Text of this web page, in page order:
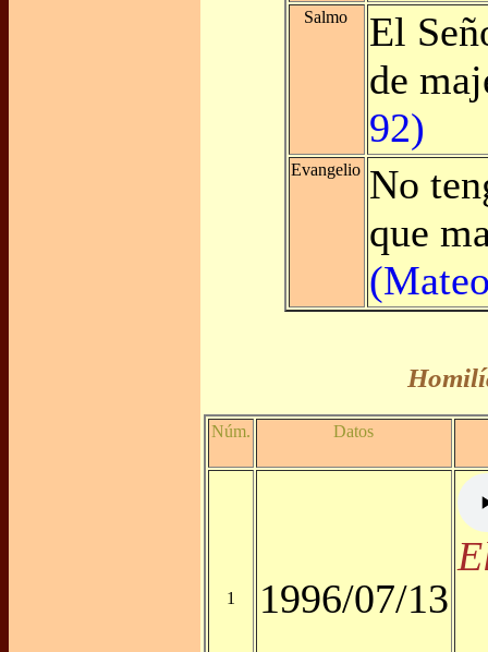
Salmo
El
de
92)
Evangelio No
que
Núm. Datos
1 1996/07/13